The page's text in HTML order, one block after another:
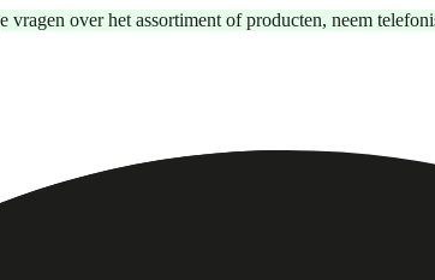
over het assortiment of producten, neem